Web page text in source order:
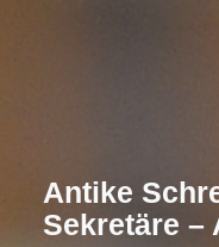
Antike
Sekretäre –